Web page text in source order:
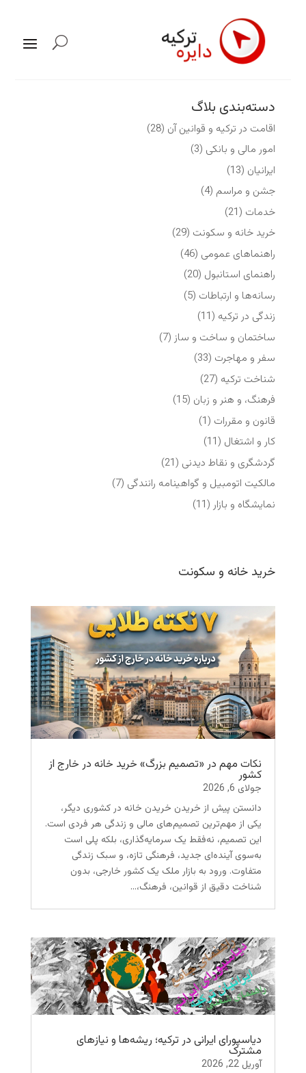
دسته‌بندی بلاگ
اقامت در ترکیه و قوانین آن (28)
امور مالی و بانکی (3)
ایرانیان (13)
جشن و مراسم (4)
خدمات (21)
خرید خانه و سکونت (29)
راهنماهای عمومی (46)
راهنمای استانبول (20)
رسانه‌ها و ارتباطات (5)
زندگی در ترکیه (11)
ساختمان و ساخت و ساز (7)
سفر و مهاجرت (33)
شناخت ترکیه (27)
فرهنگ، و هنر و زبان (15)
قانون و مقررات (1)
کار و اشتغال (11)
گردشگری و نقاط دیدنی (21)
مالکیت اتومبیل و گواهینامه رانندگی (7)
نمایشگاه‌ و بازار (11)
خرید خانه و سکونت
نکات مهم در «تصمیم بزرگ» خرید خانه در خارج از
کشور
جولای 6, 2026
دانستن پیش از خریدن خریدن خانه در کشوری دیگر،
یکی از مهم‌ترین تصمیم‌های مالی و زندگی هر فردی است.
این تصمیم، نه‌فقط یک سرمایه‌گذاری، بلکه پلی است
به‌سوی آینده‌ای جدید، فرهنگی تازه، و سبک زندگی
متفاوت. ورود به بازار ملک یک کشور خارجی، بدون
شناخت دقیق از قوانین، فرهنگ،...
دیاسپورای ایرانی در ترکیه؛ ریشه‌ها و نیازهای
مشترک
آوریل 22, 2026